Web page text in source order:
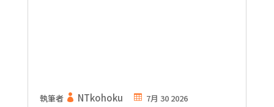
執筆者 NTkohoku 7月 30 2026